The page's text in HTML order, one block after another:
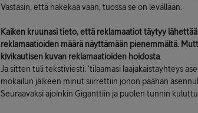
Vastasin, että hakekaa vaan, tuossa se on levällään.
Kaiken kruunasi tieto, että reklamaatiot täytyy
reklamaatioiden määrä näyttämään pienemmältä.
kivikautisen kuvan reklamaatioiden hoidosta
Ja sitten tuli tekstiviesti: ’tilaamasi laajakaistayhteys
mokailun jälkeen minut siirrettiin jonon päähän
Seuraavaksi ajoinkin Giganttiin ja puolen tunnin